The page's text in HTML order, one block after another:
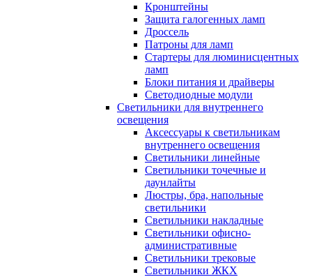
Кронштейны
Защита галогенных ламп
Дроссель
Патроны для ламп
Стартеры для люминисцентных
ламп
Блоки питания и драйверы
Светодиодные модули
Светильники для внутреннего
освещения
Аксессуары к светильникам
внутреннего освещения
Светильники линейные
Светильники точечные и
даунлайты
Люстры, бра, напольные
светильники
Светильники накладные
Светильники офисно-
административные
Светильники трековые
Светильники ЖКХ